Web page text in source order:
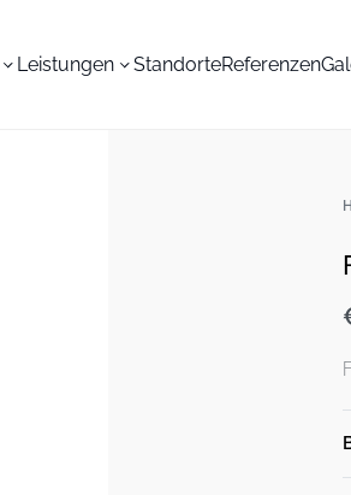
Leistungen StandorteReferenzen